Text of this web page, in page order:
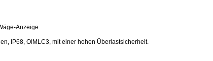
Anzeige
IP68, OIMLC3, mit einer hohen Überlastsicherheit.